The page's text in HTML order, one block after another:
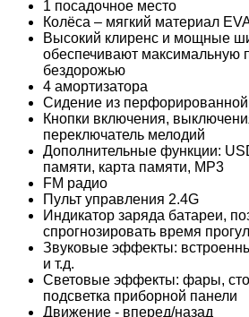
1 посадочное место
Колёса – мягкий материал
Высокий клиренс и мощные
обеспечивают максимальную
бездорожью
4 амортизатора
Сидение из перфорированной
Кнопки включения,
переключатель мелодий
Дополнительные функции:
памяти, карта памяти, MP3
FM радио
Пульт управления 2.4G
Индикатор заряда батареи,
спрогнозировать время
Звуковые эффекты:
и т.д.
Световые эффекты: фары,
подсветка приборной панели
Движение - вперед/назад